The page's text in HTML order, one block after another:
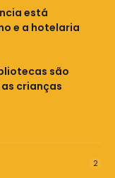
está
e a hotelaria
são
crianças
2